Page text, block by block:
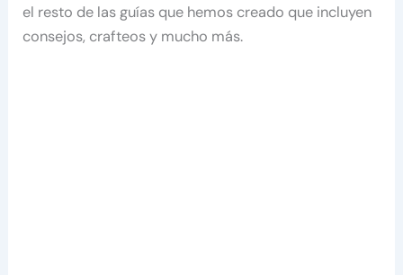
el resto de las guías que hemos creado que incluyen
consejos, crafteos y mucho más.